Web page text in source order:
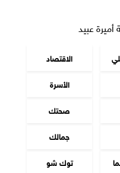
عبيد
الاقتصاد
الأسرة
صحتك
جمالك
توك شو